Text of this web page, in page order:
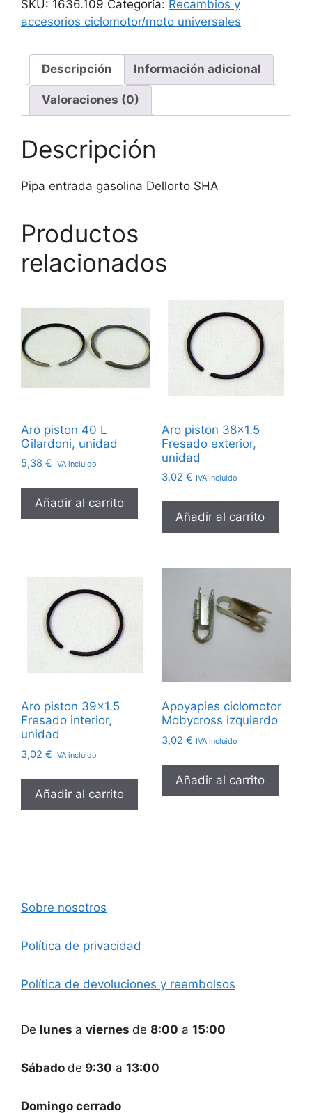
SHA
SKU: 1636.109 Categoría: Recambios y
accesorios ciclomotor/moto universales
Descripción Información adicional
Valoraciones (0)
Descripción
Pipa entrada gasolina Dellorto SHA
Productos
relacionados
Aro piston 40 L
Gilardoni, unidad
5,38 € IVA incluido
Añadir al carrito
Aro piston 38×1.5
Fresado exterior,
unidad
3,02 € IVA incluido
Añadir al carrito
Aro piston 39×1.5
Fresado interior,
unidad
3,02 € IVA incluido
Añadir al carrito
Apoyapies ciclomotor
Mobycross izquierdo
3,02 € IVA incluido
Añadir al carrito
Sobre nosotros
Política de privacidad
Política de devoluciones y reembolsos
De lunes a viernes de 8:00 a 15:00
Sábado de 9:30 a 13:00
Domingo cerrado